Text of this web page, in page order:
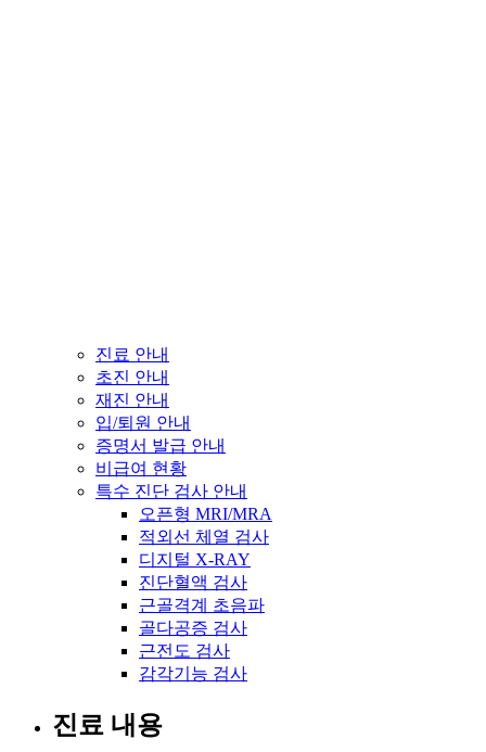
진료 안내
초진 안내
재진 안내
입/퇴원 안내
증명서 발급 안내
비급여 현황
특수 진단 검사 안내
오픈형 MRI/MRA
적외선 체열 검사
디지털 X-RAY
진단혈액 검사
근골격계 초음파
골다공증 검사
근전도 검사
감각기능 검사
진료 내용